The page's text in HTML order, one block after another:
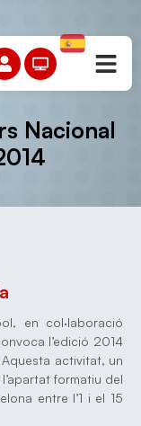
Nacional
en col·laboració
l’edició 2014
Aquesta activitat, un
formatiu del
entre l’1 i el 15